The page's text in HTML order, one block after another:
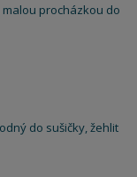
procházkou do
do sušičky, žehlit